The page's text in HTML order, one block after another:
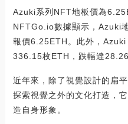
Azuki系列NFT地板價為
NFTGo.io數據顯示，Azuki
報價6.25ETH。此外，
336.15枚ETH，跌幅達
近年來，除了視覺設計的扁
探索視覺之外的文化打造，
造自身形象。